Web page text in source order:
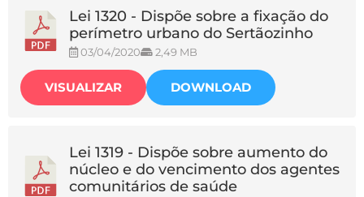
Lei 1320 - Dispõe sobre a fixação do
perímetro urbano do Sertãozinho
03/04/2020 2,49 MB
VISUALIZAR DOWNLOAD
Lei 1319 - Dispõe sobre aumento do
núcleo e do vencimento dos agentes
comunitários de saúde